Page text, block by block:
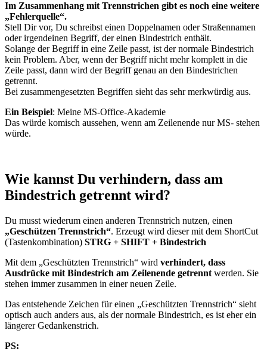
Im Zusammenhang mit Trennstrichen gibt es noch eine weitere
„Fehlerquelle“.
Stell Dir vor, Du schreibst einen Doppelnamen oder Straßennamen
oder irgendeinen Begriff, der einen Bindestrich enthält.
Solange der Begriff in eine Zeile passt, ist der normale Bindestrich
kein Problem. Aber, wenn der Begriff nicht mehr komplett in die
Zeile passt, dann wird der Begriff genau an den Bindestrichen
getrennt.
Bei zusammengesetzten Begriffen sieht das sehr merkwürdig aus.
Ein Beispiel: Meine MS-Office-Akademie
Das würde komisch aussehen, wenn am Zeilenende nur MS- stehen
würde.
Wie kannst Du verhindern, dass am
Bindestrich getrennt wird?
Du musst wiederum einen anderen Trennstrich nutzen, einen
„Geschützen Trennstrich“. Erzeugt wird dieser mit dem ShortCut
(Tastenkombination) STRG + SHIFT + Bindestrich
Mit dem „Geschützten Trennstrich“ wird verhindert, dass
Ausdrücke mit Bindestrich am Zeilenende getrennt werden. Sie
stehen immer zusammen in einer neuen Zeile.
Das entstehende Zeichen für einen „Geschützten Trennstrich“ sieht
optisch auch anders aus, als der normale Bindestrich, es ist eher ein
längerer Gedankenstrich.
PS: